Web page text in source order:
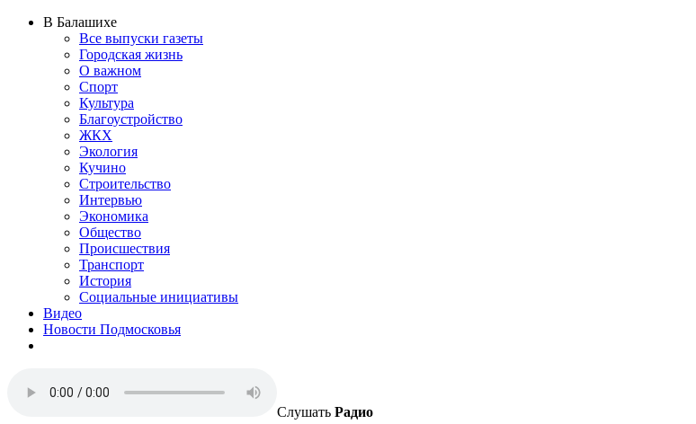
В Балашихе
Все выпуски газеты
Городская жизнь
О важном
Спорт
Культура
Благоустройство
ЖКХ
Экология
Кучино
Строительство
Интервью
Экономика
Общество
Происшествия
Транспорт
История
Социальные инициативы
Видео
Новости Подмосковья
Слушать Радио